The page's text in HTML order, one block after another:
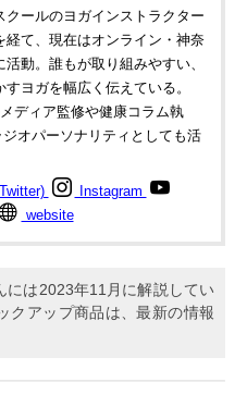
クールのヨガインストラクター
経て、現在はオンライン・神奈
活動。誰もが取り組みやすい、
すヨガを幅広く伝えている。
ディア監修や健康コラム執
オパーソナリティとしても活
Instagram
website
には2023年11月に解説してい
クアップ商品は、最新の情報